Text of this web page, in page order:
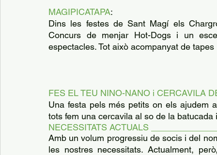
MAGIPICATAPA:
Dins les festes de Sant Magí els
Concurs de menjar Hot-Dogs i un
espectacles. Tot això acompanyat de
FES EL TEU NINO-NANO i CERCAVILA
Una festa pels més petits on els ajudem
tots fem una cercavila al so de la
NECESSITATS ACTUALS
Amb un volum progressiu de socis i del
les nostres necessitats. Actualment,